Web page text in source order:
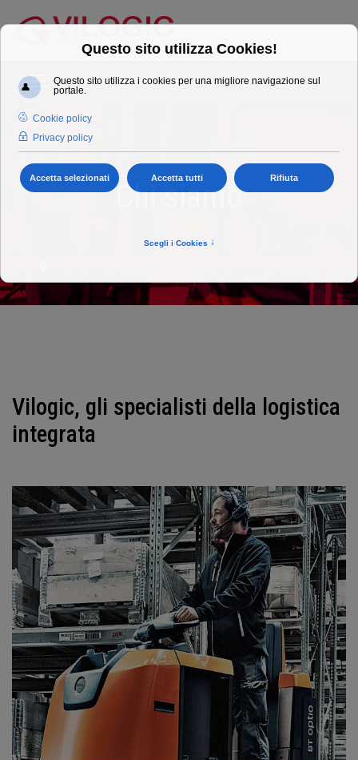
Chi siamo
Vilogic, gli specialisti della logistica
integrata